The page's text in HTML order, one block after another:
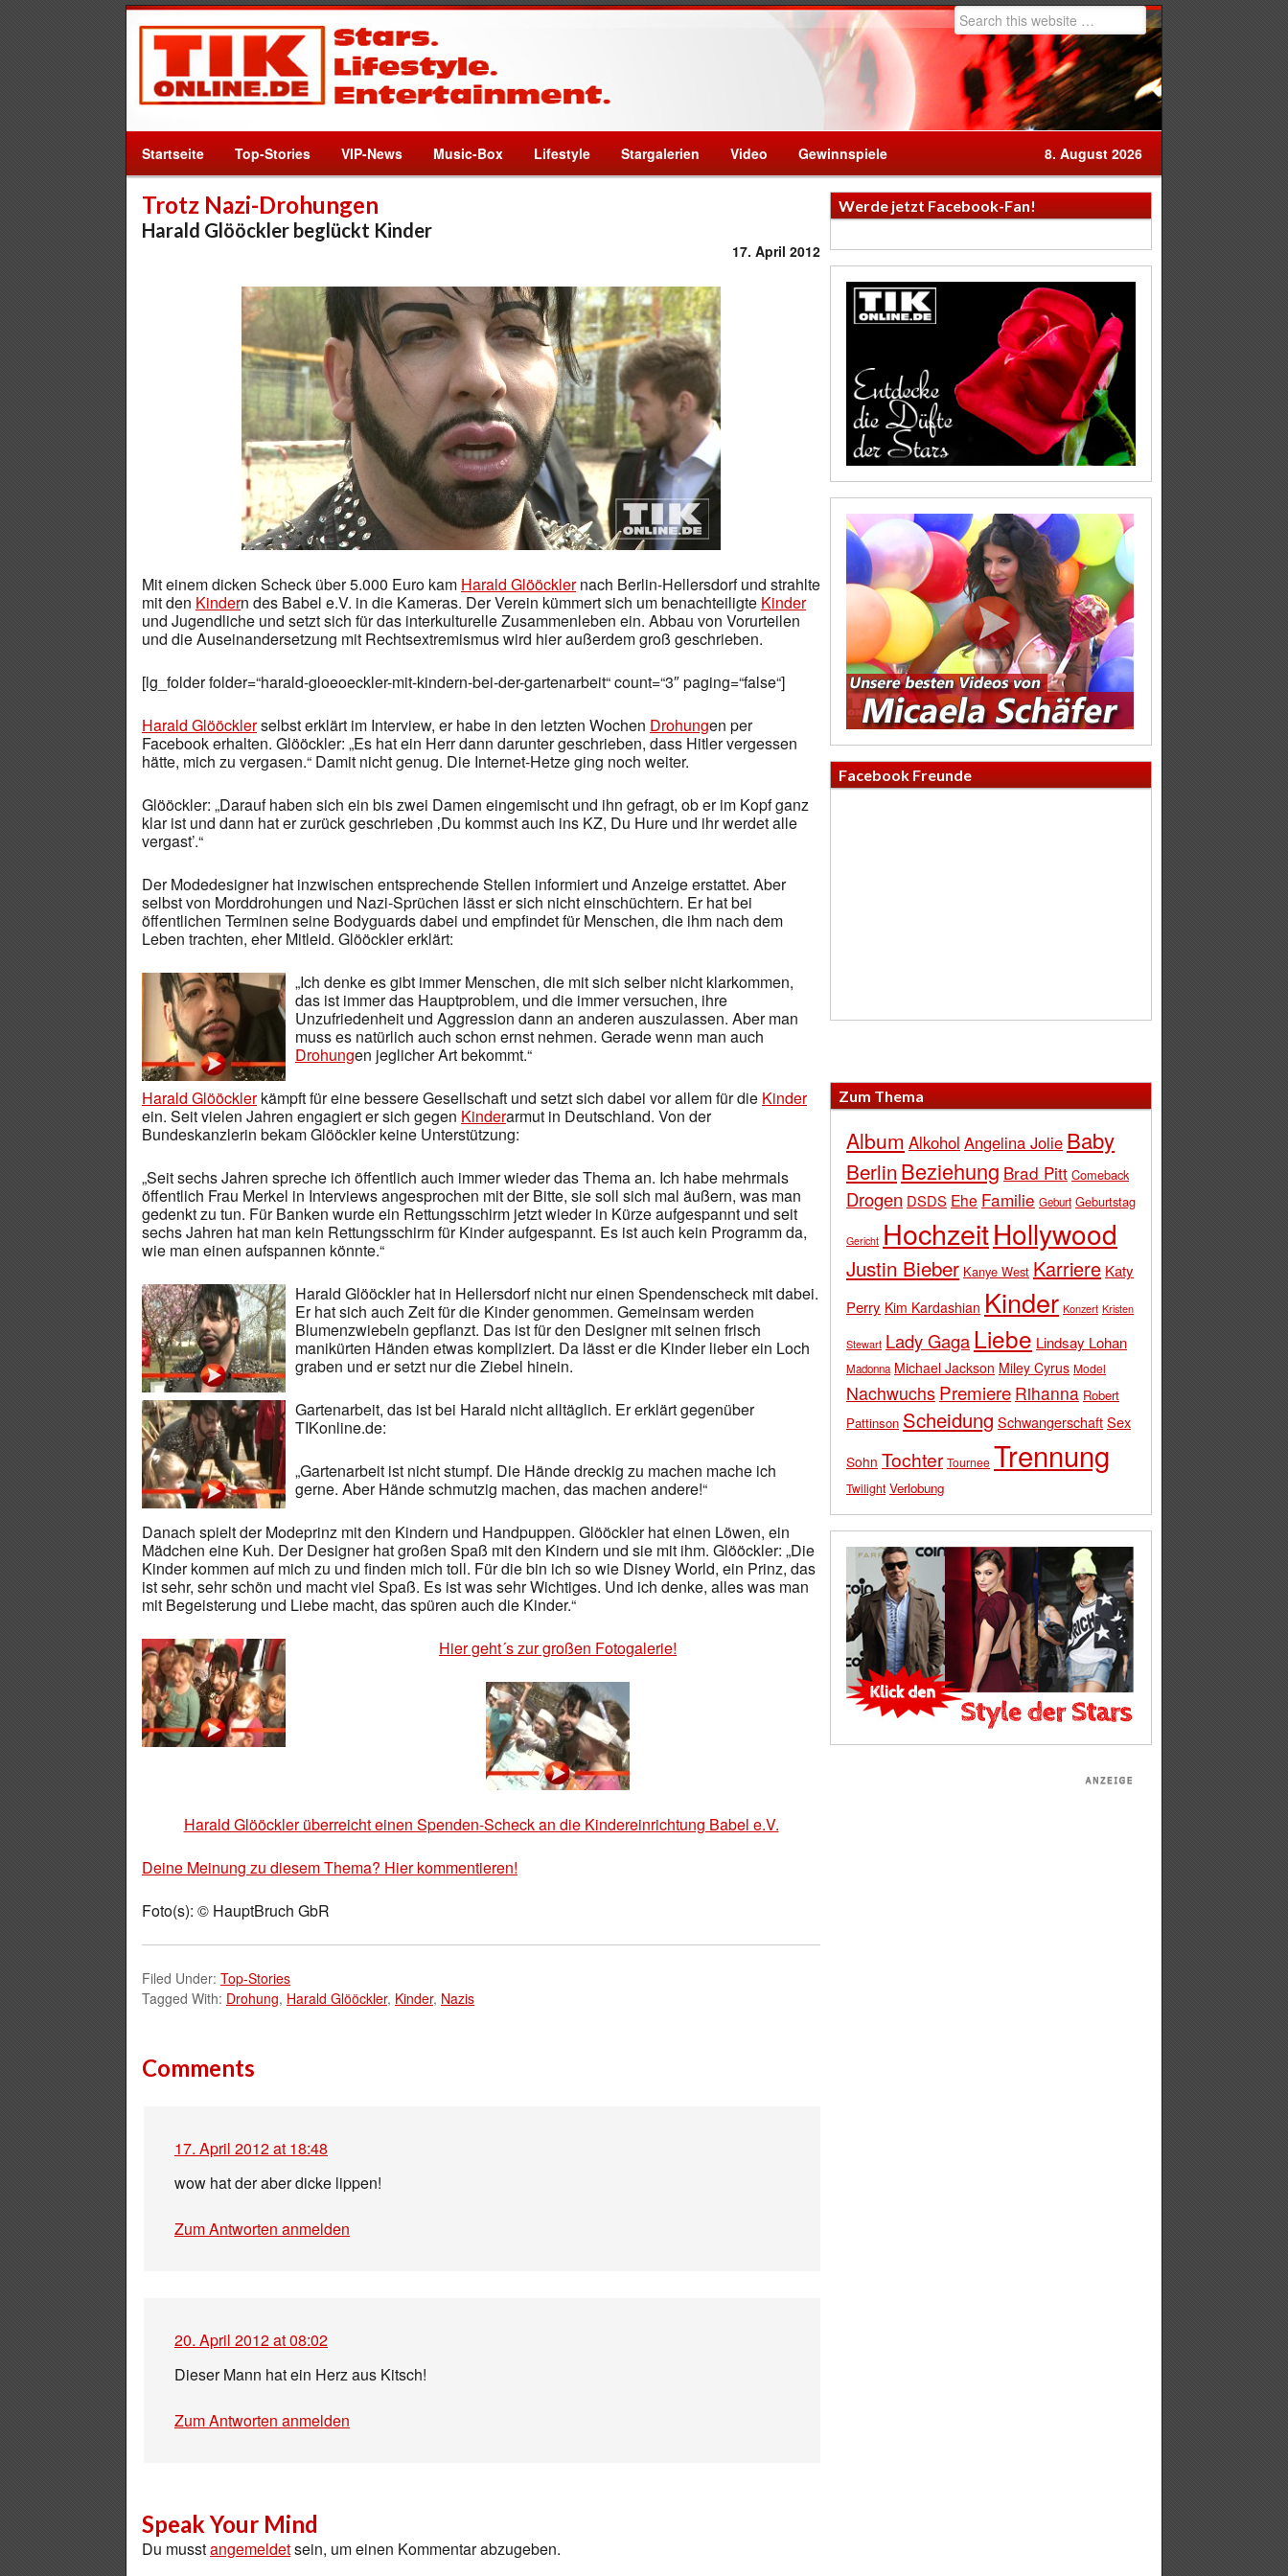
Startseite Top-Stories VIP-News Music-Box Lifestyle Stargalerien Video Gewinnspiele 8. August 2026
Trotz Nazi-Drohungen
Harald Glööckler beglückt Kinder
17. April 2012
Mit einem dicken Scheck über 5.000 Euro kam Harald Glööcklernach Berlin-Hellersdorf und strahlte
mit den Kindern des Babel e.V. in die Kameras. Der Verein kümmert sich um benachteiligte Kinder
und Jugendliche und setzt sich für das interkulturelle Zusammenleben ein. Abbau von Vorurteilen
und die Auseinandersetzung mit Rechtsextremismus wird hier außerdem groß geschrieben.
[lg_folder folder=“harald-gloeoeckler-mit-kindern-bei-der-gartenarbeit“ count=“3″ paging=“false“]
Harald Glööcklerselbst erklärt im Interview, er habe in den letzten Wochen Drohungen per
Facebook erhalten. Glööckler: „Es hat ein Herr dann darunter geschrieben, dass Hitler vergessen
hätte, mich zu vergasen.“ Damit nicht genug. Die Internet-Hetze ging noch weiter.
Glööckler: „Darauf haben sich ein bis zwei Damen eingemischt und ihn gefragt, ob er im Kopf ganz
klar ist und dann hat er zurück geschrieben ‚Du kommst auch ins KZ, Du Hure und ihr werdet alle
vergast’.“
Der Modedesigner hat inzwischen entsprechende Stellen informiert und Anzeige erstattet. Aber
selbst von Morddrohungen und Nazi-Sprüchen lässt er sich nicht einschüchtern. Er hat bei
öffentlichen Terminen seine Bodyguards dabei und empfindet für Menschen, die ihm nach dem
Leben trachten, eher Mitleid. Glööckler erklärt:
„Ich denke es gibt immer Menschen, die mit sich selber nicht klarkommen,
das ist immer das Hauptproblem, und die immer versuchen, ihre
Unzufriedenheit und Aggression dann an anderen auszulassen. Aber man
muss es natürlich auch schon ernst nehmen. Gerade wenn man auch
Drohungen jeglicher Art bekommt.“
Harald Glööcklerkämpft für eine bessere Gesellschaft und setzt sich dabei vor allem für die Kinder
ein. Seit vielen Jahren engagiert er sich gegen Kinderarmut in Deutschland. Von der
Bundeskanzlerin bekam Glööckler keine Unterstützung:
„Seit sechs Jahren spreche ich öffentlich auch immer wieder das Thema an. Ich habe mehrmals
öffentlich Frau Merkel in Interviews angesprochen mit der Bitte, sie soll sich mal äußern, was man
gedenkt zu tun. Für Banken wurde ein Rettungsschirm jetzt wieder in Kürze aufgespannt und seit
sechs Jahren hat man kein Rettungsschirm für Kinder aufgespannt. Es ist auch kein Programm da,
wie man einen aufspannen könnte.“
Harald Glööckler hat in Hellersdorf nicht nur einen Spendenscheck mit dabei.
Er hat sich auch Zeit für die Kinder genommen. Gemeinsam werden
Blumenzwiebeln gepflanzt. Das ist für den Designer mit seinen frisch
manikürten Händen etwas kompliziert. Da lässt er die Kinder lieber ein Loch
graben und er setzt nur die Ziebel hinein.
Gartenarbeit, das ist bei Harald nicht alltäglich. Er erklärt gegenüber
TIKonline.de:
„Gartenarbeit ist nicht stumpf. Die Hände dreckig zu machen mache ich
gerne. Aber Hände schmutzig machen, das machen andere!“
Danach spielt der Modeprinz mit den Kindern und Handpuppen. Glööckler hat einen Löwen, ein
Mädchen eine Kuh. Der Designer hat großen Spaß mit den Kindern und sie mit ihm. Glööckler: „Die
Kinder kommen auf mich zu und finden mich toll. Für die bin ich so wie Disney World, ein Prinz, das
ist sehr, sehr schön und macht viel Spaß. Es ist was sehr Wichtiges. Und ich denke, alles was man
mit Begeisterung und Liebe macht, das spüren auch die Kinder.“
Hier geht´s zur großen Fotogalerie!
Harald Glööckler überreicht einen Spenden-Scheck an die Kindereinrichtung Babel e.V.
Deine Meinung zu diesem Thema? Hier kommentieren!
Foto(s): © HauptBruch GbR
Filed Under: Top-Stories
Tagged With: Drohung, Harald Glööckler, Kinder, Nazis
Comments
17. April 2012 at 18:48
wow hat der aber dicke lippen!
Zum Antworten anmelden
20. April 2012 at 08:02
Dieser Mann hat ein Herz aus Kitsch!
Zum Antworten anmelden
Speak Your Mind
Du musstangemeldetsein, um einen Kommentar abzugeben.
Werde jetzt Facebook-Fan!
Facebook Freunde
Zum Thema
Album Alkohol Angelina Jolie Baby
Berlin Beziehung Brad Pitt Comeback
Drogen DSDS Ehe Familie Geburt Geburtstag
Gericht HochzeitHollywood
Justin Bieber Kanye West Karriere Katy
Perry Kim Kardashian Kinder Konzert Kristen
Stewart Lady Gaga Liebe Lindsay Lohan
Madonna Michael Jackson Miley Cyrus Model
Nachwuchs Premiere Rihanna Robert
Pattinson Scheidung SchwangerschaftSex
Sohn Tochter Tournee Trennung
Twilight Verlobung